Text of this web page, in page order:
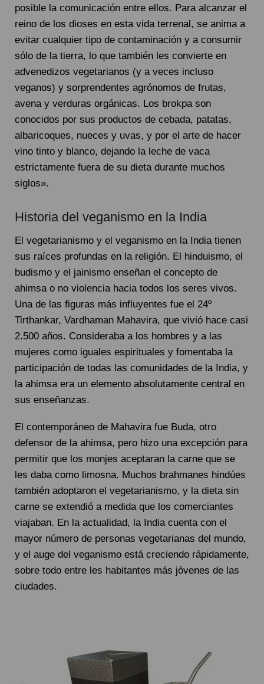
posible la comunicación entre ellos. Para alcanzar el
reino de los dioses en esta vida terrenal, se anima a
evitar cualquier tipo de contaminación y a consumir
sólo de la tierra, lo que también les convierte en
advenedizos vegetarianos (y a veces incluso
veganos) y sorprendentes agrónomos de frutas,
avena y verduras orgánicas. Los brokpa son
conocidos por sus productos de cebada, patatas,
albaricoques, nueces y uvas, y por el arte de hacer
vino tinto y blanco, dejando la leche de vaca
estrictamente fuera de su dieta durante muchos
siglos».
Historia del veganismo en la India
El vegetarianismo y el veganismo en la India tienen
sus raíces profundas en la religión. El hinduismo, el
budismo y el jainismo enseñan el concepto de
ahimsa o no violencia hacia todos los seres vivos.
Una de las figuras más influyentes fue el 24º
Tirthankar, Vardhaman Mahavira, que vivió hace casi
2.500 años. Consideraba a los hombres y a las
mujeres como iguales espirituales y fomentaba la
participación de todas las comunidades de la India, y
la ahimsa era un elemento absolutamente central en
sus enseñanzas.
El contemporáneo de Mahavira fue Buda, otro
defensor de la ahimsa, pero hizo una excepción para
permitir que los monjes aceptaran la carne que se
les daba como limosna. Muchos brahmanes hindúes
también adoptaron el vegetarianismo, y la dieta sin
carne se extendió a medida que los comerciantes
viajaban. En la actualidad, la India cuenta con el
mayor número de personas vegetarianas del mundo,
y el auge del veganismo está creciendo rápidamente,
sobre todo entre les habitantes más jóvenes de las
ciudades.